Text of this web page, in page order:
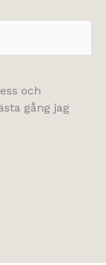
och
gång jag